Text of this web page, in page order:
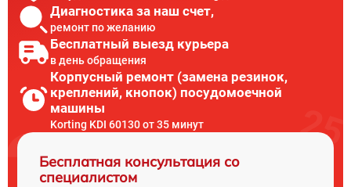
Диагностика за наш счет,
ремонт по желанию
Бесплатный выезд курьера
в день обращения
Корпусный ремонт (замена резинок,
креплений, кнопок) посудомоечной
машины
Korting KDI 60130 от 35 минут
Бесплатная консультация со
специалистом